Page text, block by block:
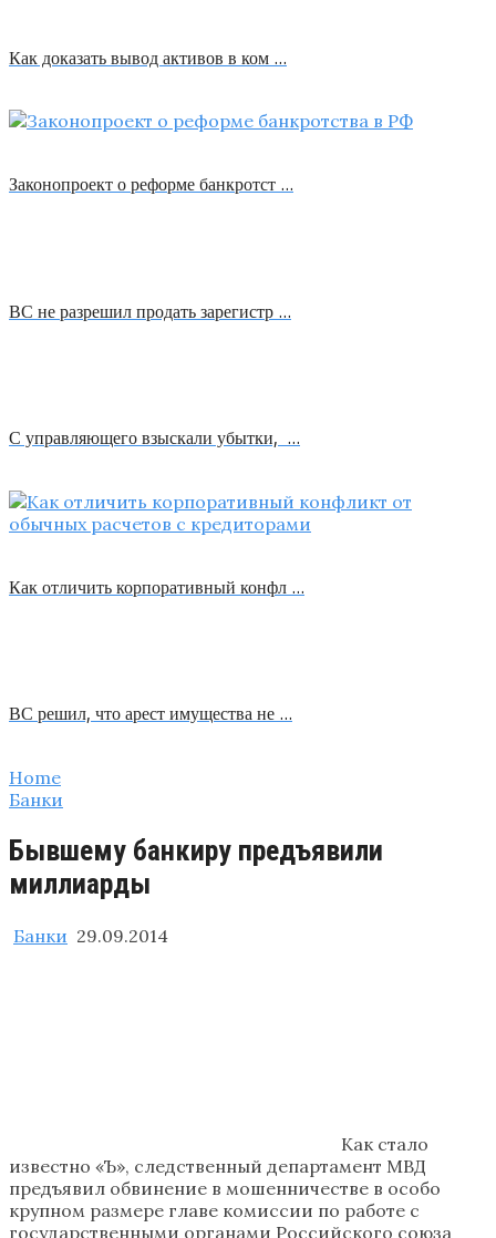
Как доказать вывод активов в ком …
Законопроект о реформе банкротст …
ВС не разрешил продать зарегистр …
С управляющего взыскали убытки, …
Как отличить корпоративный конфл …
ВС решил, что арест имущества не …
Home
Банки
Бывшему банкиру предъявили
миллиарды
Банки 29.09.2014
Как стало
известно «Ъ», следственный департамент МВД
предъявил обвинение в мошенничестве в особо
крупном размере главе комиссии по работе с
государственными органами Российского союза